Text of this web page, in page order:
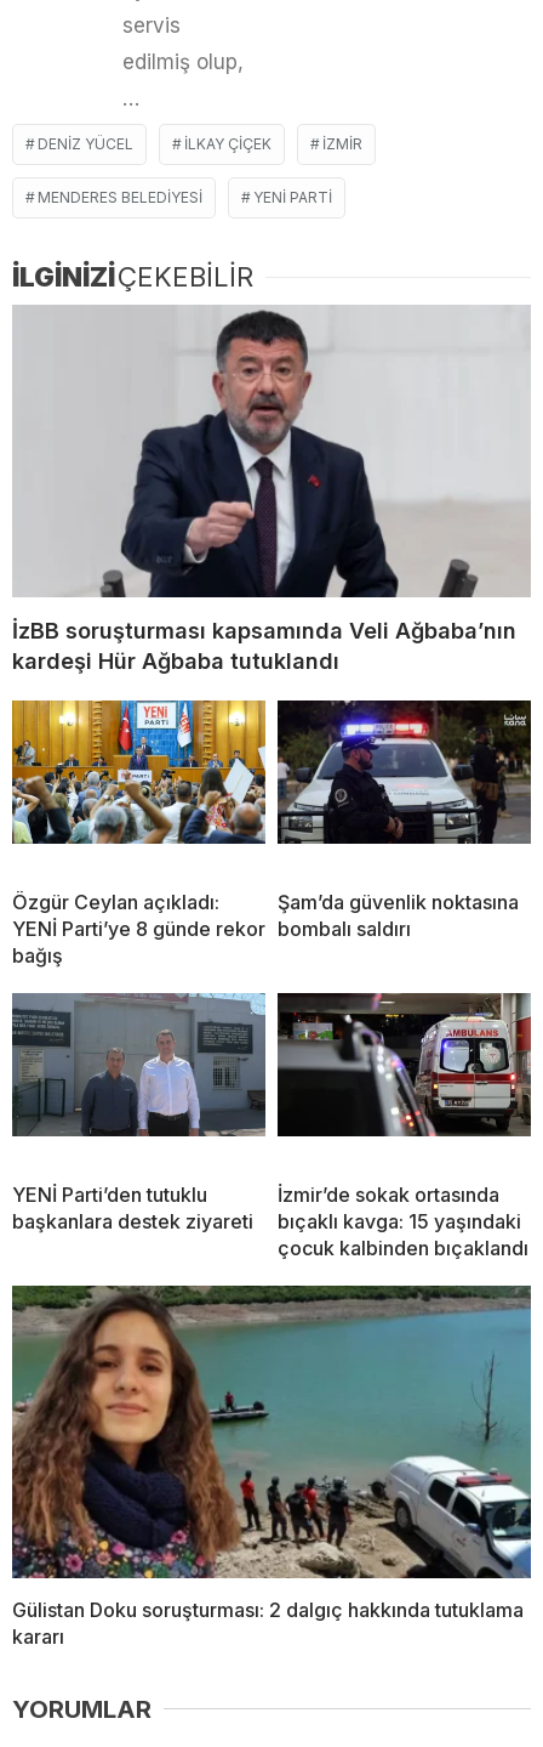
servis
edilmiş olup,
…
DENIZ YÜCEL ILKAY ÇIÇEK IZMIR
MENDERES BELEDIYESI YENİ PARTI
İLGİNİZİÇEKEBİLİR
İzBB soruşturması kapsamında Veli Ağbaba’nın
kardeşi Hür Ağbaba tutuklandı
Özgür Ceylan açıkladı:
YENİ Parti’ye 8 günde rekor
bağış
Şam’da güvenlik noktasına
bombalı saldırı
YENİ Parti’den tutuklu
başkanlara destek ziyareti
İzmir’de sokak ortasında
bıçaklı kavga: 15 yaşındaki
çocuk kalbinden bıçaklandı
Gülistan Doku soruşturması: 2 dalgıç hakkında tutuklama
kararı
YORUMLAR